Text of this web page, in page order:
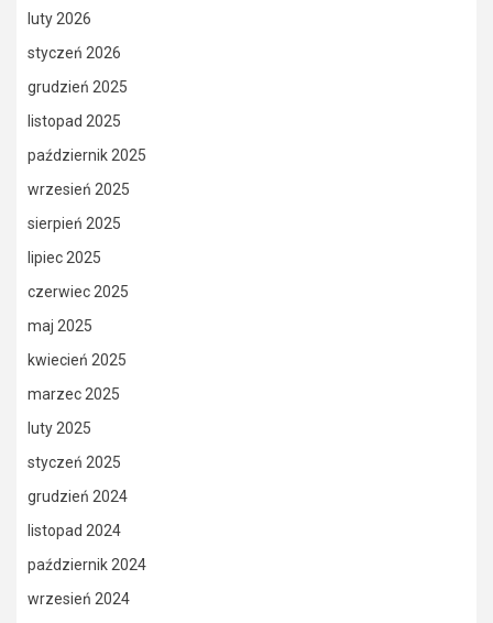
luty 2026
styczeń 2026
grudzień 2025
listopad 2025
październik 2025
wrzesień 2025
sierpień 2025
lipiec 2025
czerwiec 2025
maj 2025
kwiecień 2025
marzec 2025
luty 2025
styczeń 2025
grudzień 2024
listopad 2024
październik 2024
wrzesień 2024